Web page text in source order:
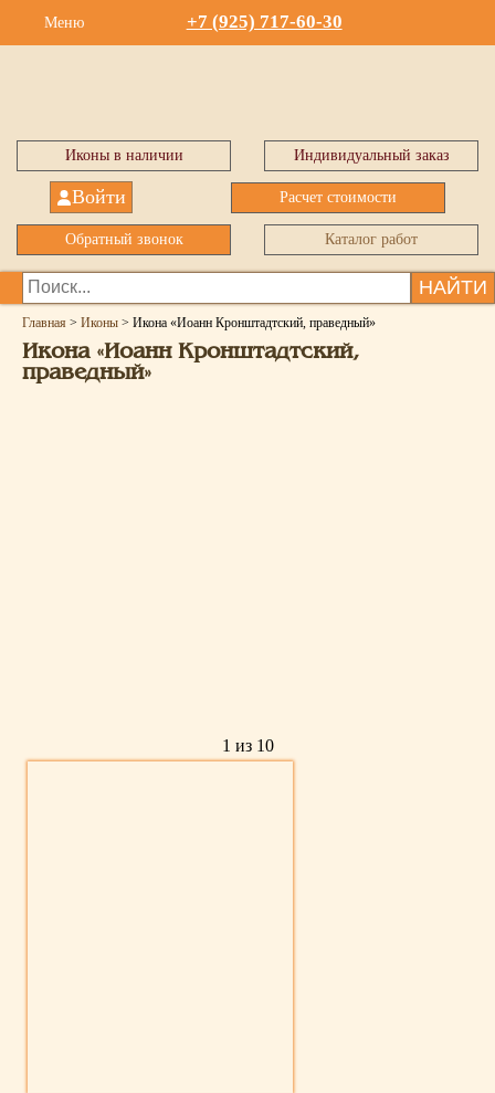
Меню +7 (925) 717-60-30
Иконы в наличии Индивидуальный заказ
Войти Расчет стоимости
Обратный звонок Каталог работ
НАЙТИ
Главная > Иконы > Икона «Иоанн Кронштадтский, праведный»
Икона «Иоанн Кронштадтский,
праведный»
1 из 10